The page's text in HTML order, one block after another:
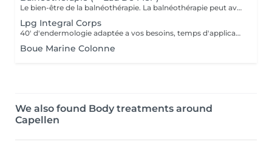
Le bien-être de la balnéothérapie. La balnéothérapie peut avoir de nombreuses applications aussi bien dans le domaine de la santé que celui de la beauté. Elle vous permet de soulager les douleurs de l'arthrose, de faciliter la récupération de n'importe quel processus traumatique, problèmes osseux, musculaires et ligamenteux, et de réduire l'état dépressif ainsi que le stress.
Lpg Integral Corps
40' d'endermologie adaptée a vos besoins, temps d'application de crème avant/après et enfilage endermowear inclus.
Boue Marine Colonne
We also found Body treatments around
Capellen